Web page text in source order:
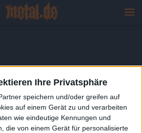
Ihre Privatsphäre
speichern und/oder greifen auf
auf einem Gerät zu und verarbeiten
wie eindeutige Kennungen und
die von einem Gerät für personalisierte